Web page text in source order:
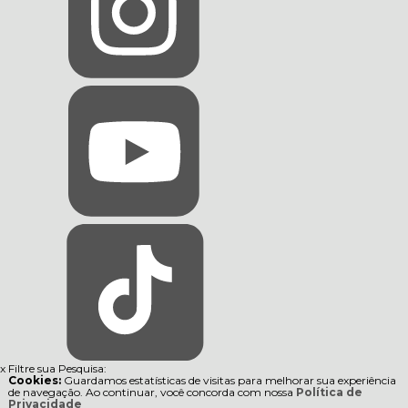
x Filtre sua Pesquisa:
Cookies: Guardamos estatísticas de visitas para melhorar sua experiência
de navegação. Ao continuar, você concorda com nossa Política de
Privacidade